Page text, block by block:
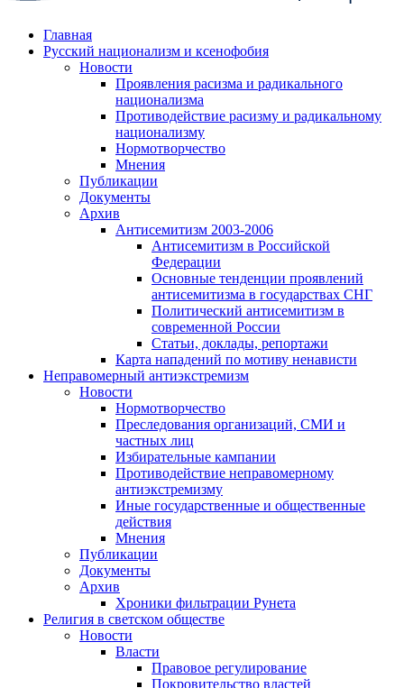
Главная
Русский национализм и ксенофобия
Новости
Проявления расизма и радикального
национализма
Противодействие расизму и радикальному
национализму
Нормотворчество
Мнения
Публикации
Документы
Архив
Антисемитизм 2003-2006
Антисемитизм в Российской
Федерации
Основные тенденции проявлений
антисемитизма в государствах СНГ
Политический антисемитизм в
современной России
Статьи, доклады, репортажи
Карта нападений по мотиву ненависти
Неправомерный антиэкстремизм
Новости
Нормотворчество
Преследования организаций, СМИ и
частных лиц
Избирательные кампании
Противодействие неправомерному
антиэкстремизму
Иные государственные и общественные
действия
Мнения
Публикации
Документы
Архив
Хроники фильтрации Рунета
Религия в светском обществе
Новости
Власти
Правовое регулирование
Покровительство властей